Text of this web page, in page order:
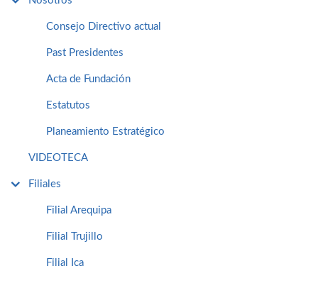
Consejo Directivo actual
Past Presidentes
Acta de Fundación
Estatutos
Planeamiento Estratégico
VIDEOTECA
Filiales
Filial Arequipa
Filial Trujillo
Filial Ica